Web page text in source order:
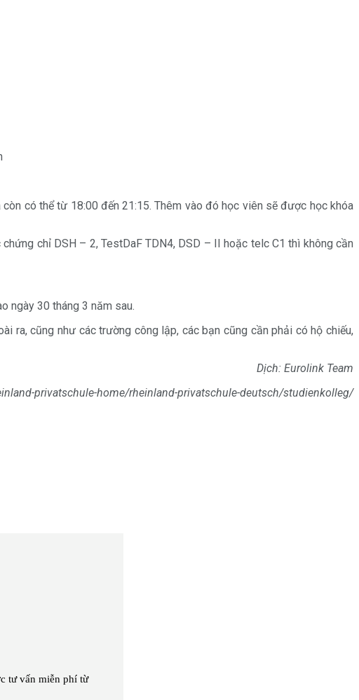
có thể từ 18:00 đến 21:15. Thêm vào đó học viên sẽ được học khóa
chỉ DSH – 2, TestDaF TDN4, DSD – II hoặc telc C1 thì không cần
ngày 30 tháng 3 năm sau.
ra, cũng như các trường công lập, các bạn cũng cần phải có hộ chiếu,
Dịch: Eurolink Team
privatschule-home/rheinland-privatschule-deutsch/studienkolleg/